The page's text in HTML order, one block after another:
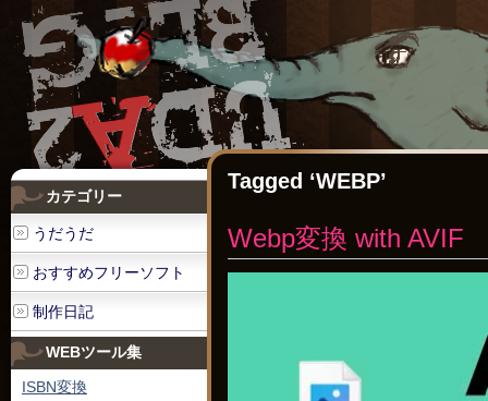
Tagged ‘WEBP’
Webp変換 with AVIF
カテゴリー
うだうだ
おすすめフリーソフト
制作日記
WEBツール集
ISBN変換